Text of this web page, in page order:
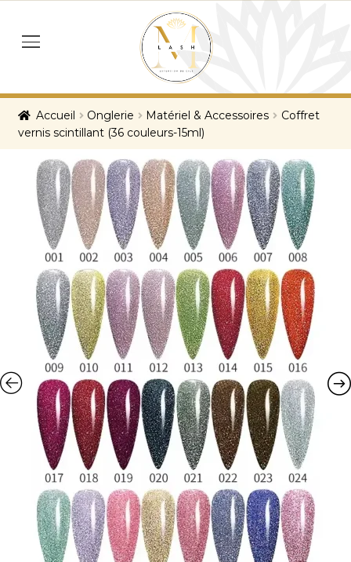
navigation
content
menu
Accueil Onglerie Matériel & Accessoires
Coffret
vernis scintillant (36 couleurs-15ml)